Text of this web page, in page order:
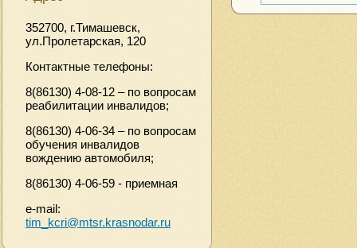
352700, г.Тимашевск,
ул.Пролетарская, 120
Контактные телефоны:
8(86130) 4-08-12 – по вопросам
реабилитации инвалидов;
8(86130) 4-06-34 – по вопросам
обучения инвалидов
вождению автомобиля;
8(86130) 4-06-59 - приемная
e-mail:
tim_kcri@mtsr.krasnodar.ru